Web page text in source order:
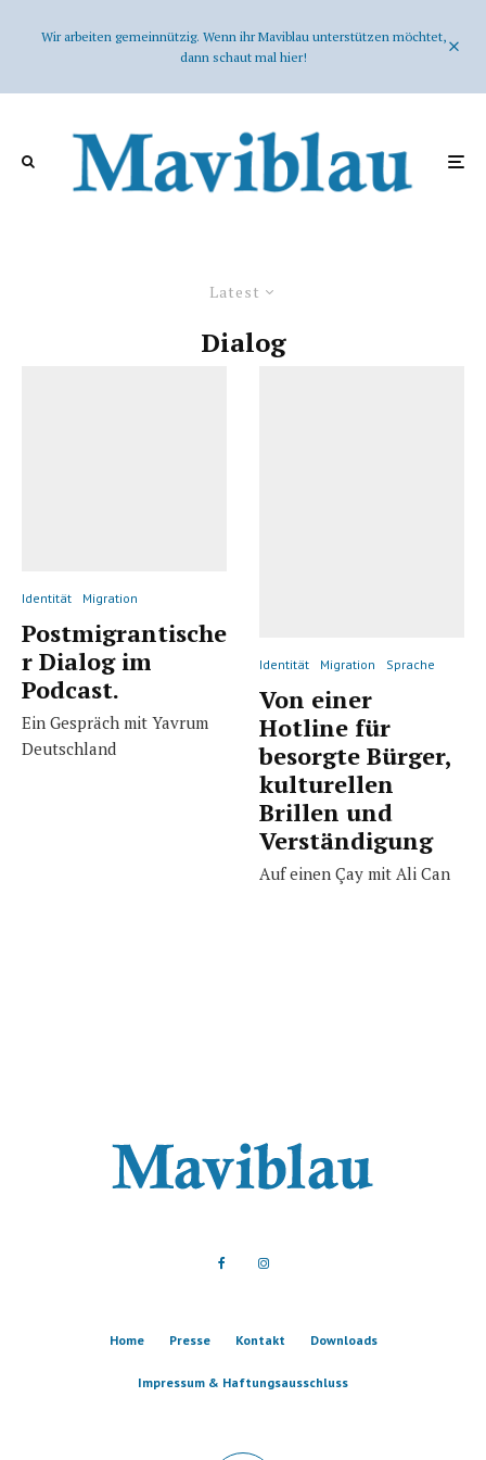
Wir arbeiten gemeinnützig. Wenn ihr Maviblau unterstützen möchtet,
dann schaut mal hier!
Latest
Dialog
Identität Migration
Postmigrantische
r Dialog im
Podcast.
Ein Gespräch mit Yavrum
Deutschland
Identität Migration Sprache
Von einer
Hotline für
besorgte Bürger,
kulturellen
Brillen und
Verständigung
Auf einen Çay mit Ali Can
Home Presse Kontakt Downloads
Impressum & Haftungsausschluss